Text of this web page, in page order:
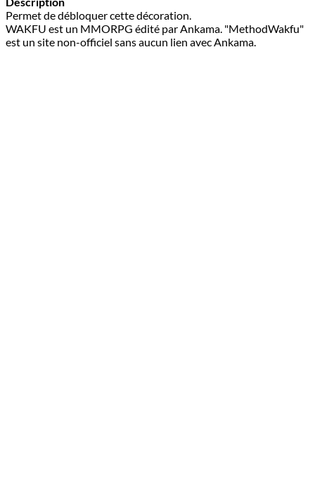
Permet de débloquer cette décoration.
WAKFU est un MMORPG édité par Ankama. "MethodWakfu"
est un site non-officiel sans aucun lien avec Ankama.